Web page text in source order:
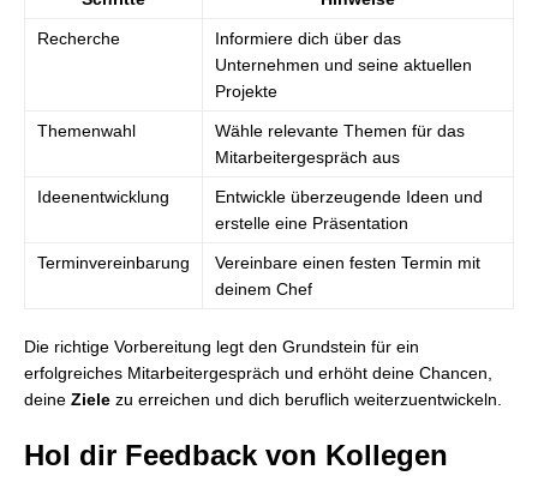
Recherche
Informiere dich über das
Unternehmen und seine aktuellen
Projekte
Themenwahl
Wähle relevante Themen für das
Mitarbeitergespräch aus
Ideenentwicklung
Entwickle überzeugende Ideen und
erstelle eine Präsentation
Terminvereinbarung
Vereinbare einen festen Termin mit
deinem Chef
Die richtige Vorbereitung legt den Grundstein für ein
erfolgreiches Mitarbeitergespräch und erhöht deine Chancen,
deine Ziele zu erreichen und dich beruflich weiterzuentwickeln.
Hol dir Feedback von Kollegen